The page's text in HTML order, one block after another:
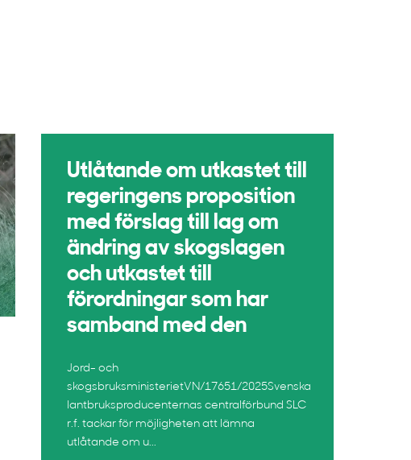
Utlåtande om utkastet till
regeringens proposition
med förslag till lag om
ändring av skogslagen
och utkastet till
förordningar som har
samband med den
Jord- och
skogsbruksministerietVN/17651/2025Svenska
lantbruksproducenternas centralförbund SLC
r.f. tackar för möjligheten att lämna
utlåtande om u...